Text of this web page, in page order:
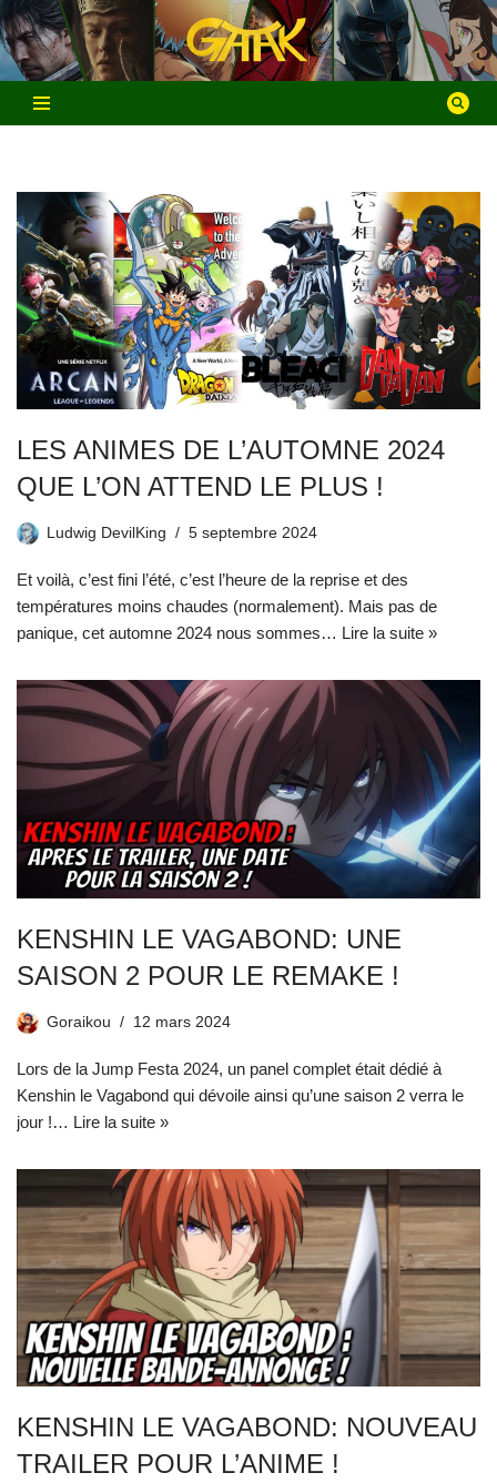
Aller
au
contenu
LES ANIMES DE L’AUTOMNE 2024
QUE L’ON ATTEND LE PLUS !
Ludwig DevilKing 5 septembre 2024
Et voilà, c’est fini l’été, c’est l’heure de la reprise et des
températures moins chaudes (normalement). Mais pas de
panique, cet automne 2024 nous sommes… Lire la suite »
KENSHIN LE VAGABOND: UNE
SAISON 2 POUR LE REMAKE !
Goraikou 12 mars 2024
Lors de la Jump Festa 2024, un panel complet était dédié à
Kenshin le Vagabond qui dévoile ainsi qu’une saison 2 verra le
jour !… Lire la suite »
KENSHIN LE VAGABOND: NOUVEAU
TRAILER POUR L’ANIME !